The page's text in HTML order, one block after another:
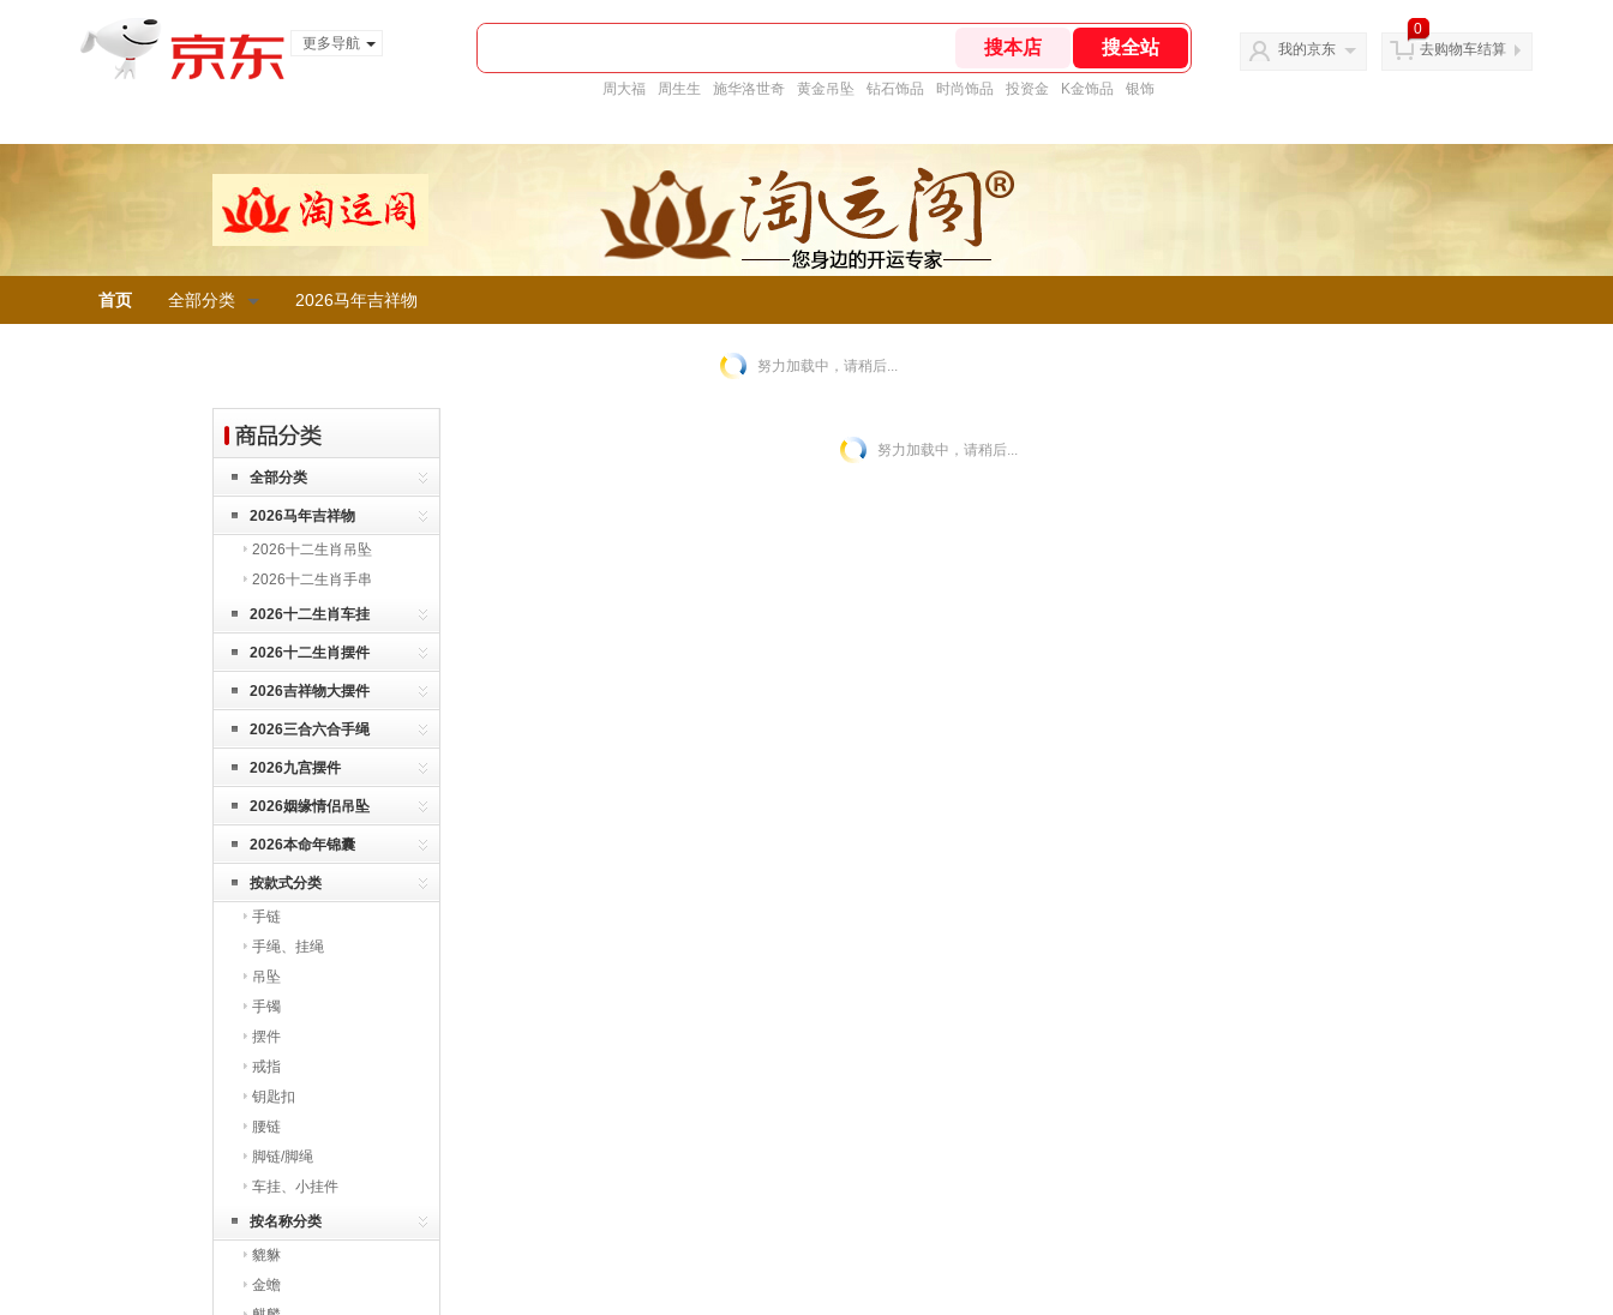
更多导航
周大福 周生生 施华洛世奇 黄金吊坠 钻石饰品 时尚饰品 投资金 K金饰品 银饰
我的京东
0
去购物车结算
首页 全部分类 2026马年吉祥物
努力加载中，请稍后...
全部分类
2026马年吉祥物
2026十二生肖吊坠
2026十二生肖手串
2026十二生肖车挂
2026十二生肖摆件
2026吉祥物大摆件
2026三合六合手绳
2026九宫摆件
2026姻缘情侣吊坠
2026本命年锦囊
按款式分类
手链
手绳、挂绳
吊坠
手镯
摆件
戒指
钥匙扣
腰链
脚链/脚绳
车挂、小挂件
按名称分类
貔貅
金蟾
努力加载中，请稍后...